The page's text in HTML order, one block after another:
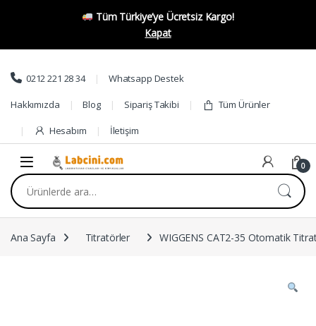
Tüm Türkiye’ye Ücretsiz Kargo!
Kapat
Skip to navigation
Skip to content
0212 221 28 34 Whatsapp Destek
Hakkımızda Blog Sipariş Takibi Tüm Ürünler
Hesabım İletişim
0
Ara:
Ana Sayfa Titratörler WIGGENS CAT2-35 Otomatik